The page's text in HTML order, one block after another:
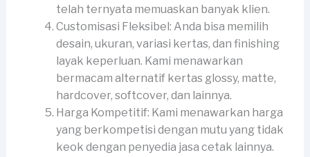
telah ternyata memuaskan banyak klien.
Customisasi Fleksibel: Anda bisa memilih
desain, ukuran, variasi kertas, dan finishing
layak keperluan. Kami menawarkan
bermacam alternatif kertas glossy, matte,
hardcover, softcover, dan lainnya.
Harga Kompetitif: Kami menawarkan harga
yang berkompetisi dengan mutu yang tidak
keok dengan penyedia jasa cetak lainnya.